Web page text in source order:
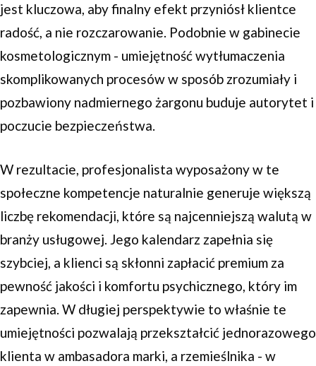
jest kluczowa, aby finalny efekt przyniósł klientce
radość, a nie rozczarowanie. Podobnie w gabinecie
kosmetologicznym - umiejętność wytłumaczenia
skomplikowanych procesów w sposób zrozumiały i
pozbawiony nadmiernego żargonu buduje autorytet i
poczucie bezpieczeństwa.
W rezultacie, profesjonalista wyposażony w te
społeczne kompetencje naturalnie generuje większą
liczbę rekomendacji, które są najcenniejszą walutą w
branży usługowej. Jego kalendarz zapełnia się
szybciej, a klienci są skłonni zapłacić premium za
pewność jakości i komfortu psychicznego, który im
zapewnia. W długiej perspektywie to właśnie te
umiejętności pozwalają przekształcić jednorazowego
klienta w ambasadora marki, a rzemieślnika - w